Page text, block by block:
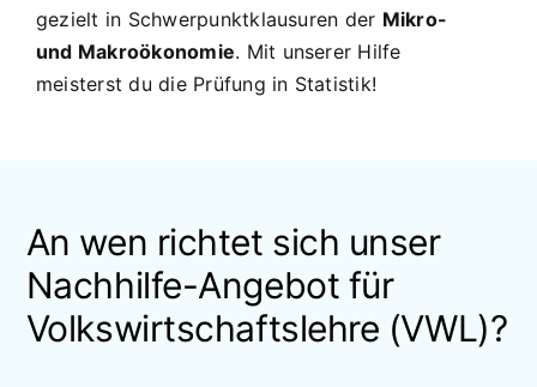
Preise
gezielt in Schwerpunktklausuren der Mikro-
und Makroökonomie. Mit unserer Hilfe
meisterst du die Prüfung in Statistik!
An wen richtet sich unser
Nachhilfe-Angebot für
Volkswirtschaftslehre (VWL)?